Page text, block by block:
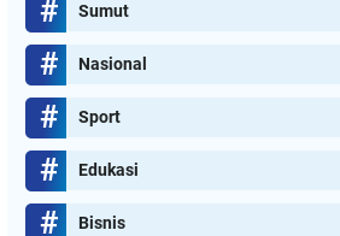
Sumut
Nasional
Sport
Edukasi
Bisnis